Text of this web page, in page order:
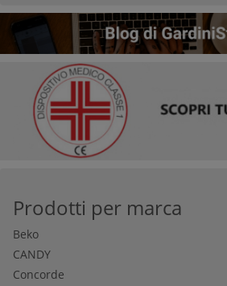
Prodotti per marca
Beko
CANDY
Concorde